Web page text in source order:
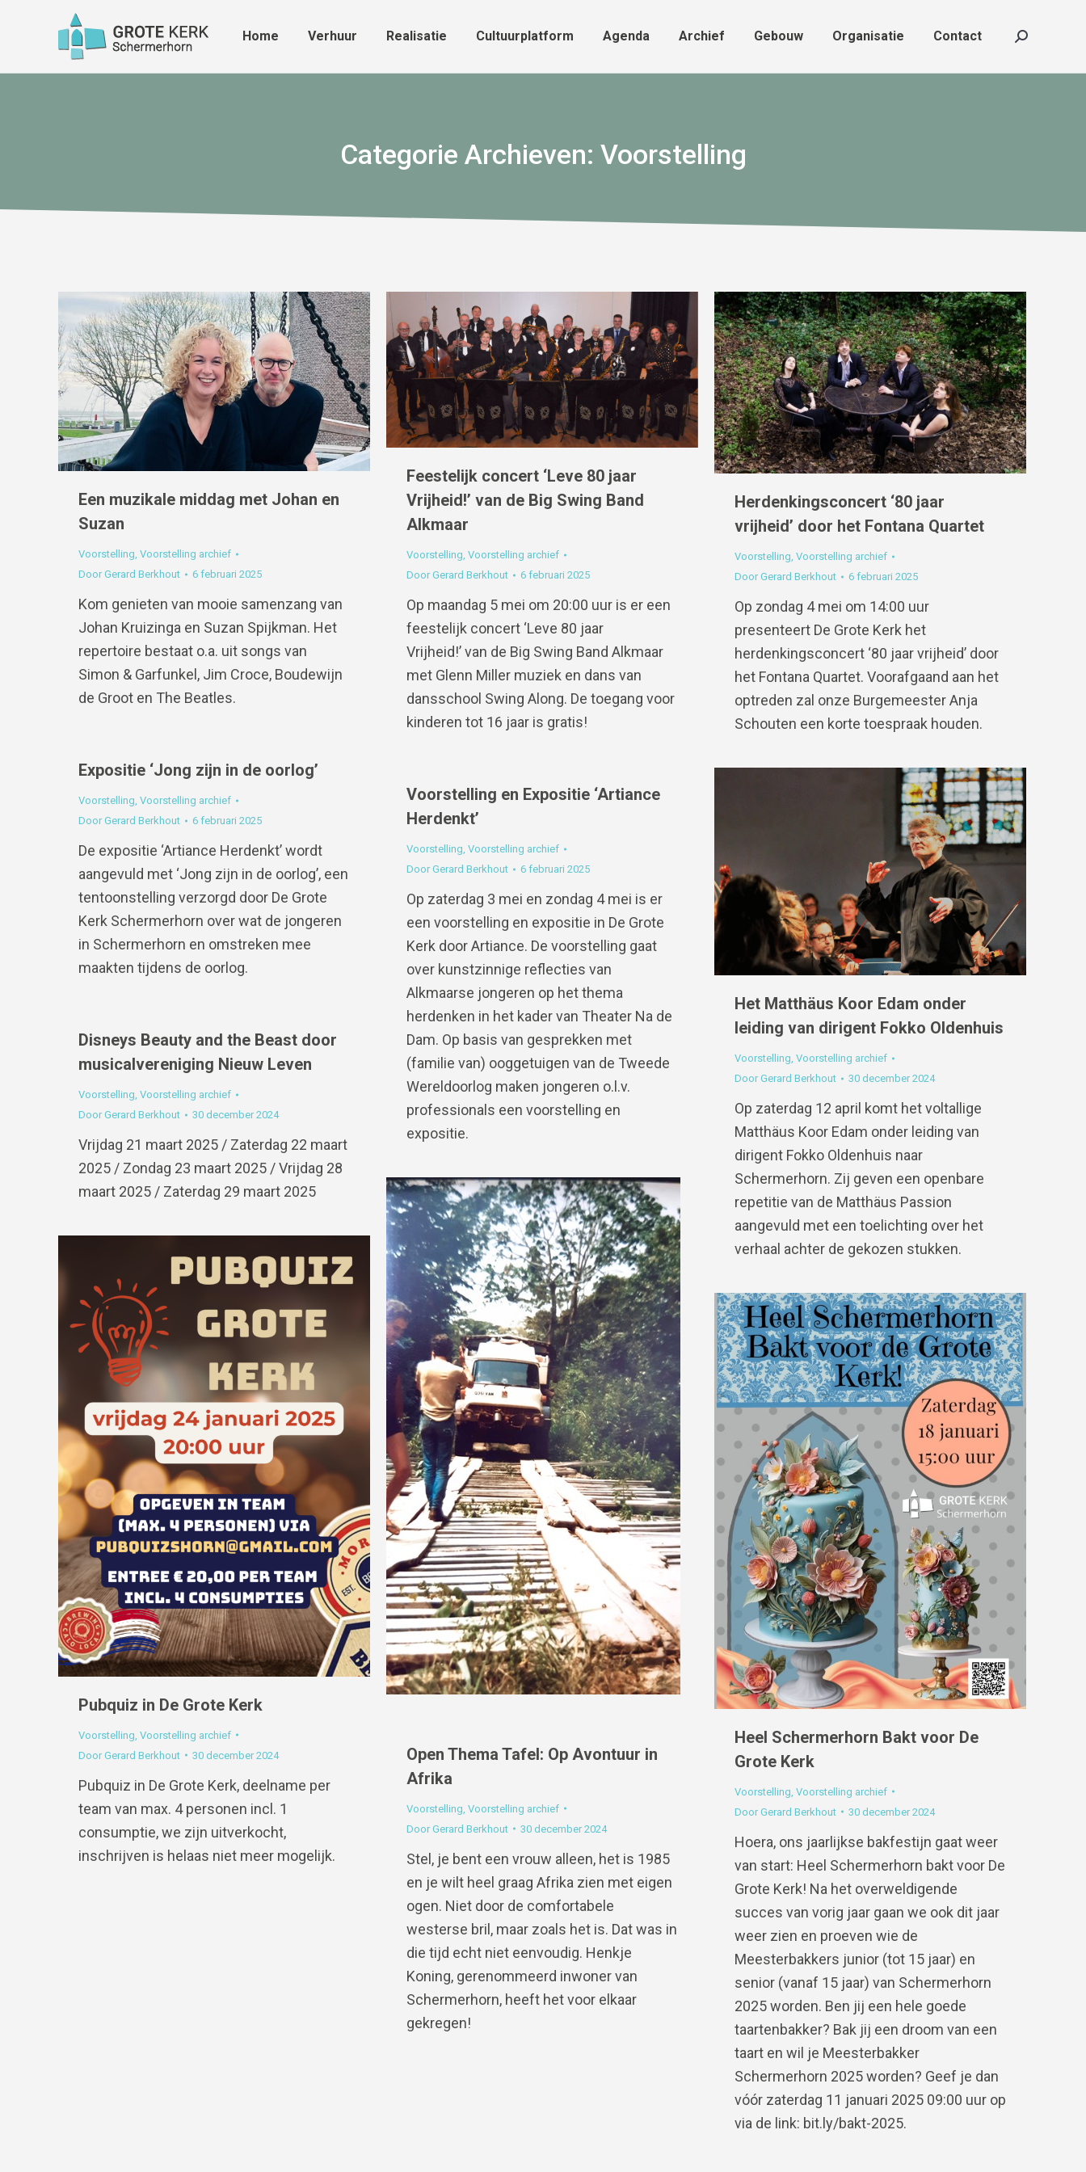
Home Verhuur Realisatie Cultuurplatform Agenda Archief Gebouw Organisatie Contact Zoeken:
Categorie Archieven: Voorstelling
Een muzikale middag met Johan en
Suzan
Voorstelling, Voorstelling archief
DoorGerard Berkhout 6 februari 2025
Kom genieten van mooie samenzang van
Johan Kruizinga en Suzan Spijkman. Het
repertoire bestaat o.a. uit songs van
Simon & Garfunkel, Jim Croce, Boudewijn
de Groot en The Beatles.
Feestelijk concert ‘Leve 80 jaar
Vrijheid!’ van de Big Swing Band
Alkmaar
Voorstelling, Voorstelling archief
DoorGerard Berkhout 6 februari 2025
Op maandag 5 mei om 20:00 uur is er een
feestelijk concert ‘Leve 80 jaar
Vrijheid!’ van de Big Swing Band Alkmaar
met Glenn Miller muziek en dans van
dansschool Swing Along. De toegang voor
kinderen tot 16 jaar is gratis!
Herdenkingsconcert ‘80 jaar
vrijheid’ door het Fontana Quartet
Voorstelling, Voorstelling archief
DoorGerard Berkhout 6 februari 2025
Op zondag 4 mei om 14:00 uur
presenteert De Grote Kerk het
herdenkingsconcert ‘80 jaar vrijheid’ door
het Fontana Quartet. Voorafgaand aan het
optreden zal onze Burgemeester Anja
Schouten een korte toespraak houden.
Expositie ‘Jong zijn in de oorlog’
Voorstelling, Voorstelling archief
DoorGerard Berkhout 6 februari 2025
De expositie ‘Artiance Herdenkt’ wordt
aangevuld met ‘Jong zijn in de oorlog’, een
tentoonstelling verzorgd door De Grote
Kerk Schermerhorn over wat de jongeren
in Schermerhorn en omstreken mee
maakten tijdens de oorlog.
Voorstelling en Expositie ‘Artiance
Herdenkt’
Voorstelling, Voorstelling archief
DoorGerard Berkhout 6 februari 2025
Op zaterdag 3 mei en zondag 4 mei is er
een voorstelling en expositie in De Grote
Kerk door Artiance. De voorstelling gaat
over kunstzinnige reflecties van
Alkmaarse jongeren op het thema
herdenken in het kader van Theater Na de
Dam. Op basis van gesprekken met
(familie van) ooggetuigen van de Tweede
Wereldoorlog maken jongeren o.l.v.
professionals een voorstelling en
expositie.
Het Matthäus Koor Edam onder
leiding van dirigent Fokko Oldenhuis
Voorstelling, Voorstelling archief
DoorGerard Berkhout 30 december 2024
Op zaterdag 12 april komt het voltallige
Matthäus Koor Edam onder leiding van
dirigent Fokko Oldenhuis naar
Schermerhorn. Zij geven een openbare
repetitie van de Matthäus Passion
aangevuld met een toelichting over het
verhaal achter de gekozen stukken.
Disneys Beauty and the Beast door
musicalvereniging Nieuw Leven
Voorstelling, Voorstelling archief
DoorGerard Berkhout 30 december 2024
Vrijdag 21 maart 2025 / Zaterdag 22 maart
2025 / Zondag 23 maart 2025 / Vrijdag 28
maart 2025 / Zaterdag 29 maart 2025
Open Thema Tafel: Op Avontuur in
Afrika
Voorstelling Voorstelling archief
DoorGerard Berkhout 30 december 2024
Stel, je bent een vrouw alleen, het is 1985
en je wilt heel graag Afrika zien met eigen
ogen. Niet door de comfortabele
westerse bril, maar zoals het is. Dat was in
die tijd echt niet eenvoudig. Henkje
Koning, gerenommeerd inwoner van
Schermerhorn, heeft het voor elkaar
gekregen!
Pubquiz in De Grote Kerk
Voorstelling Voorstelling archief
DoorGerard Berkhout 30 december 2024
Pubquiz in De Grote Kerk, deelname per
team van max. 4 personen incl. 1
consumptie, we zijn uitverkocht,
inschrijven is helaas niet meer mogelijk.
Heel Schermerhorn Bakt voor De
Grote Kerk
Voorstelling Voorstelling archief
DoorGerard Berkhout 30 december 2024
Hoera, ons jaarlijkse bakfestijn gaat weer
van start: Heel Schermerhorn bakt voor De
Grote Kerk! Na het overweldigende
succes van vorig jaar gaan we ook dit jaar
weer zien en proeven wie de
Meesterbakkers junior (tot 15 jaar) en
senior (vanaf 15 jaar) van Schermerhorn
2025 worden. Ben jij een hele goede
taartenbakker? Bak jij een droom van een
taart en wil je Meesterbakker
Schermerhorn 2025 worden? Geef je dan
vóór zaterdag 11 januari 2025 09:00 uur op
via de link: bit.ly/bakt-2025.
Home Verhuur Realisatie Cultuurplatform Agenda Archief Gebouw Organisatie Contact Zoeken: